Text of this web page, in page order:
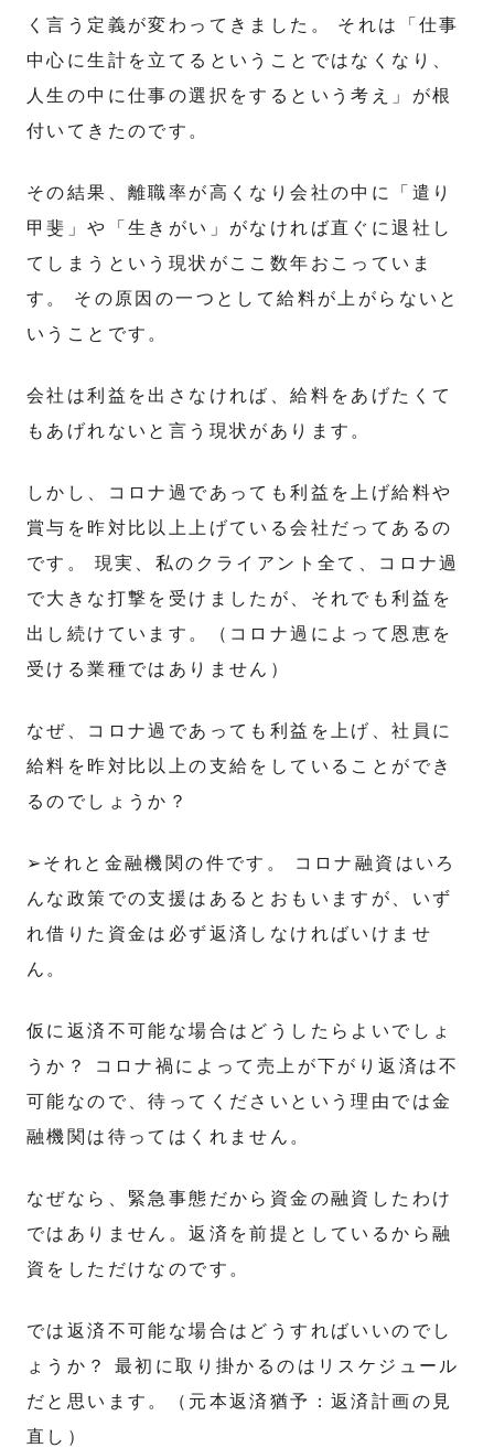
く言う定義が変わってきました。 それは「仕事
中心に生計を立てるということではなくなり、
人生の中に仕事の選択をするという考え」が根
付いてきたのです。
その結果、離職率が高くなり会社の中に「遣り
甲斐」や「生きがい」がなければ直ぐに退社し
てしまうという現状がここ数年おこっていま
す。 その原因の一つとして給料が上がらないと
いうことです。
会社は利益を出さなければ、給料をあげたくて
もあげれないと言う現状があります。
しかし、コロナ過であっても利益を上げ給料や
賞与を昨対比以上上げている会社だってあるの
です。 現実、私のクライアント全て、コロナ過
で大きな打撃を受けましたが、それでも利益を
出し続けています。（コロナ過によって恩恵を
受ける業種ではありません）
なぜ、コロナ過であっても利益を上げ、社員に
給料を昨対比以上の支給をしていることができ
るのでしょうか？
➢それと金融機関の件です。 コロナ融資はいろ
んな政策での支援はあるとおもいますが、いず
れ借りた資金は必ず返済しなければいけませ
ん。
仮に返済不可能な場合はどうしたらよいでしょ
うか？ コロナ禍によって売上が下がり返済は不
可能なので、待ってくださいという理由では金
融機関は待ってはくれません。
なぜなら、緊急事態だから資金の融資したわけ
ではありません。返済を前提としているから融
資をしただけなのです。
では返済不可能な場合はどうすればいいのでし
ょうか？ 最初に取り掛かるのはリスケジュール
だと思います。（元本返済猶予：返済計画の見
直し）